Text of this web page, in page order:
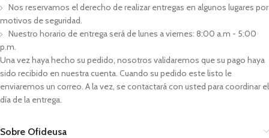
Nos reservamos el derecho de realizar entregas en algunos lugares por
motivos de seguridad.
Nuestro horario de entrega será de lunes a viernes: 8:00 a.m - 5:00
p.m.
Una vez haya hecho su pedido, nosotros validaremos que su pago haya
sido recibido en nuestra cuenta. Cuando su pedido este listo le
enviaremos un correo. A la vez, se contactará con usted para coordinar el
día de la entrega.
Sobre Ofideusa